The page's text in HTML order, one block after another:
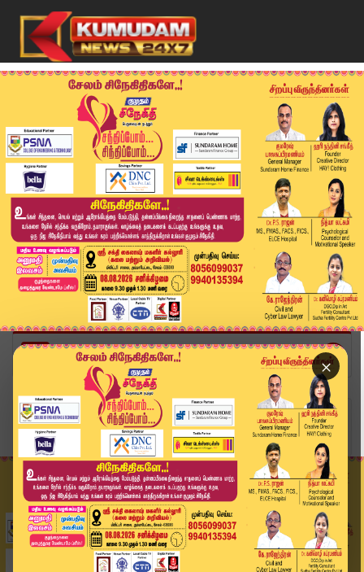
×
Home
வீடியோ ஸ்டோரி
SIR-ல் நிலவும் குழப்பங்கள் - முதலமைச்சர் குற்றச...